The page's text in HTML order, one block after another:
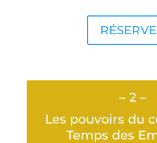
– 2 –
Les pouvoirs du
Temps des